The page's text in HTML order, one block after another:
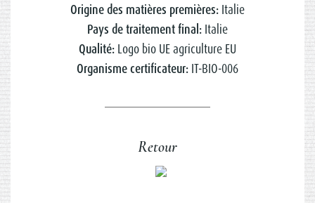
Origine des matières premières: Italie
Pays de traitement final: Italie
Qualité: Logo bio UE agriculture EU
Organisme certificateur: IT-BIO-006
Retour